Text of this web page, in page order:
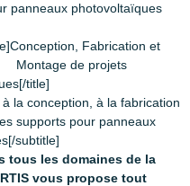
panneaux photovoltaïques
Fabrication et
Montage de projets
title]
la conception, à la fabrication
supports pour panneaux
subtitle]
tous les domaines de la
vous propose tout